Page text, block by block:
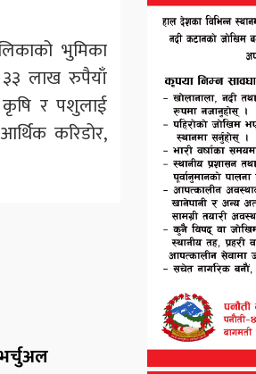
भुमिका
३३ लाख रुपैयाँ
कृषि र पशुलाई
करिडोर,